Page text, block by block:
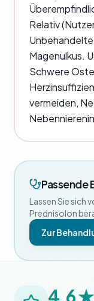
Relativ
Magenulkus.
Schwere
vermeiden,
Passende
Lassen Sie sich
Prednisolon
Zur
4,6 ★